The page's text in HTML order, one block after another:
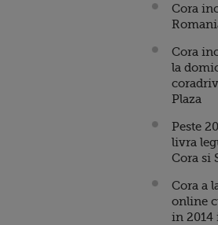
Cora
Cora
la
Plaza
Peste
livra
Cora si
Cora a
online
in 2014